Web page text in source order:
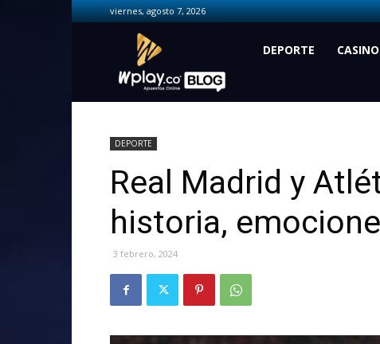
viernes, agosto 7, 2026
Wplay.co
DEPORTE CASINO
DEPORTE
Real Madrid y
historia,
3 febrero, 2024